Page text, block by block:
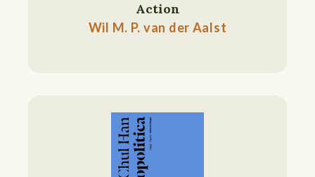
Action
Wil M. P. van der Aalst